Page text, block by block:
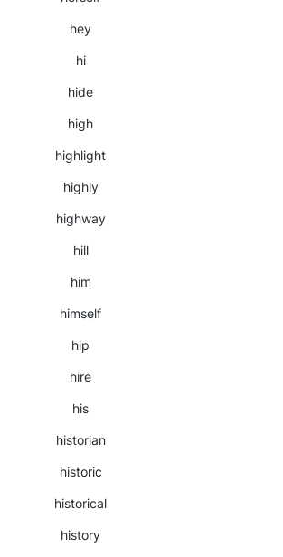
hey
hi
hide
high
highlight
highly
highway
hill
him
himself
hip
hire
his
historian
historic
historical
history